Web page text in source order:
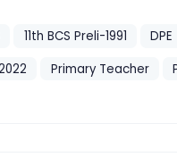
11th BCS Preli-1991 DPE
Primary Teacher